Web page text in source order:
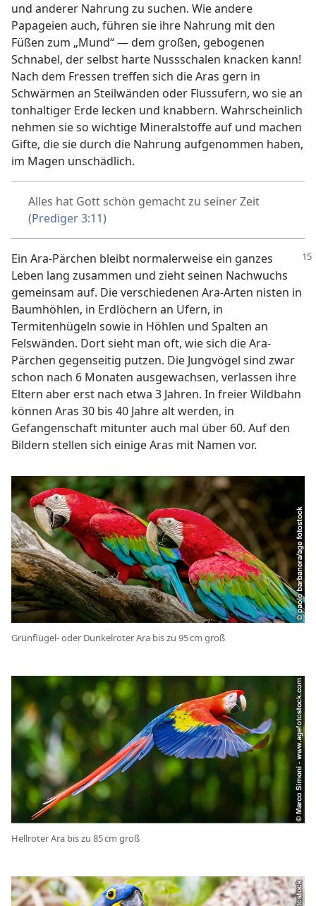
und anderer Nahrung zu suchen. Wie andere
Papageien auch, führen sie ihre Nahrung mit den
Füßen zum „Mund“ — dem großen, gebogenen
Schnabel, der selbst harte Nussschalen knacken kann!
Nach dem Fressen treffen sich die Aras gern in
Schwärmen an Steilwänden oder Flussufern, wo sie an
tonhaltiger Erde lecken und knabbern. Wahrscheinlich
nehmen sie so wichtige Mineralstoffe auf und machen
Gifte, die sie durch die Nahrung aufgenommen haben,
im Magen unschädlich.
Alles hat Gott schön gemacht zu seiner Zeit
(Prediger 3:11)
Ein Ara-Pärchen bleibt normalerweise ein ganzes
Leben lang zusammen und zieht seinen Nachwuchs
gemeinsam auf. Die verschiedenen Ara-Arten nisten in
Baumhöhlen, in Erdlöchern an Ufern, in
Termitenhügeln sowie in Höhlen und Spalten an
Felswänden. Dort sieht man oft, wie sich die Ara-
Pärchen gegenseitig putzen. Die Jungvögel sind zwar
schon nach 6 Monaten ausgewachsen, verlassen ihre
Eltern aber erst nach etwa 3 Jahren. In freier Wildbahn
können Aras 30 bis 40 Jahre alt werden, in
Gefangenschaft mitunter auch mal über 60. Auf den
Bildern stellen sich einige Aras mit Namen vor.
Grünflügel- oder Dunkelroter Ara bis zu 95 cm groß
Hellroter Ara bis zu 85 cm groß